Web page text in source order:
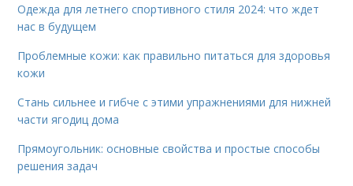
Одежда для летнего спортивного стиля 2024: что ждет
нас в будущем
Проблемные кожи: как правильно питаться для здоровья
кожи
Стань сильнее и гибче с этими упражнениями для нижней
части ягодиц дома
Прямоугольник: основные свойства и простые способы
решения задач